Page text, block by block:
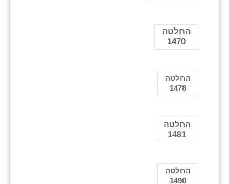
החלטה
1470
החלטה
1478
החלטה
1481
החלטה
1490